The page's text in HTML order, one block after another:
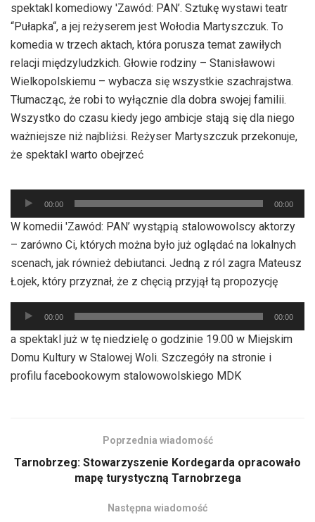
spektakl komediowy 'Zawód: PAN’. Sztukę wystawi teatr
“Pułapka“, a jej reżyserem jest Wołodia Martyszczuk. To
komedia w trzech aktach, która porusza temat zawiłych
relacji międzyludzkich. Głowie rodziny – Stanisławowi
Wielkopolskiemu – wybacza się wszystkie szachrajstwa.
Tłumacząc, że robi to wyłącznie dla dobra swojej familii.
Wszystko do czasu kiedy jego ambicje stają się dla niego
ważniejsze niż najbliżsi. Reżyser Martyszczuk przekonuje,
że spektakl warto obejrzeć
Odtwarzacz
plików
dźwiękowych
00:00 00:00
W komedii 'Zawód: PAN’ wystąpią stalowowolscy aktorzy
– zarówno Ci, których można było już oglądać na lokalnych
scenach, jak również debiutanci. Jedną z ról zagra Mateusz
Łojek, który przyznał, że z chęcią przyjął tą propozycję
Odtwarzacz
plików
dźwiękowych
00:00 00:00
a spektakl już w tę niedzielę o godzinie 19.00 w Miejskim
Domu Kultury w Stalowej Woli. Szczegóły na stronie i
profilu facebookowym stalowowolskiego MDK
Poprzednia wiadomość
Tarnobrzeg: Stowarzyszenie Kordegarda opracowało
mapę turystyczną Tarnobrzega
Następna wiadomość